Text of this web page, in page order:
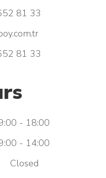
81 33
81 33
- 18:00
- 14:00
Closed